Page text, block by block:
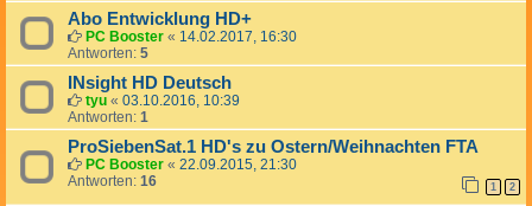
Abo Entwicklung HD+
PC Booster « 14.02.2017, 16:30
Antworten: 5
INsight HD Deutsch
tyu « 03.10.2016, 10:39
Antworten: 1
ProSiebenSat.1 HD's zu Ostern/Weihnachten FTA
PC Booster « 22.09.2015, 21:30
Antworten: 16 1 2